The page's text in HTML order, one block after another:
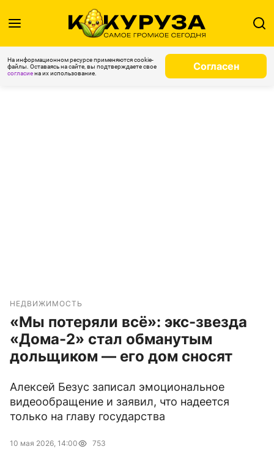
На информационном ресурсе применяются cookie-
файлы. Оставаясь на сайте, вы подтверждаете свое
согласиена их использование.
Согласен
НЕДВИЖИМОСТЬ
«Мы потеряли всё»: экс-звезда
«Дома-2» стал обманутым
дольщиком — его дом сносят
Алексей Безус записал эмоциональное
видеообращение и заявил, что надеется
только на главу государства
10 мая 2026, 14:00 753